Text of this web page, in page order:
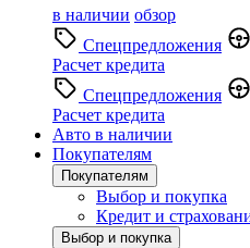
в наличии обзор
Спецпредложения
Расчет кредита
Спецпредложения
Расчет кредита
Авто в наличии
Покупателям
Покупателям
Выбор и покупка
Кредит и
Выбор и покупка